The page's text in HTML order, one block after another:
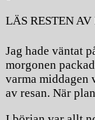
LÄS RESTEN
Jag hade väntat
morgonen
varma middagen
av resan. När